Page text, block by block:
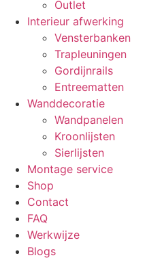
Outlet
Interieur afwerking
Vensterbanken
Trapleuningen
Gordijnrails
Entreematten
Wanddecoratie
Wandpanelen
Kroonlijsten
Sierlijsten
Montage service
Shop
Contact
FAQ
Werkwijze
Blogs